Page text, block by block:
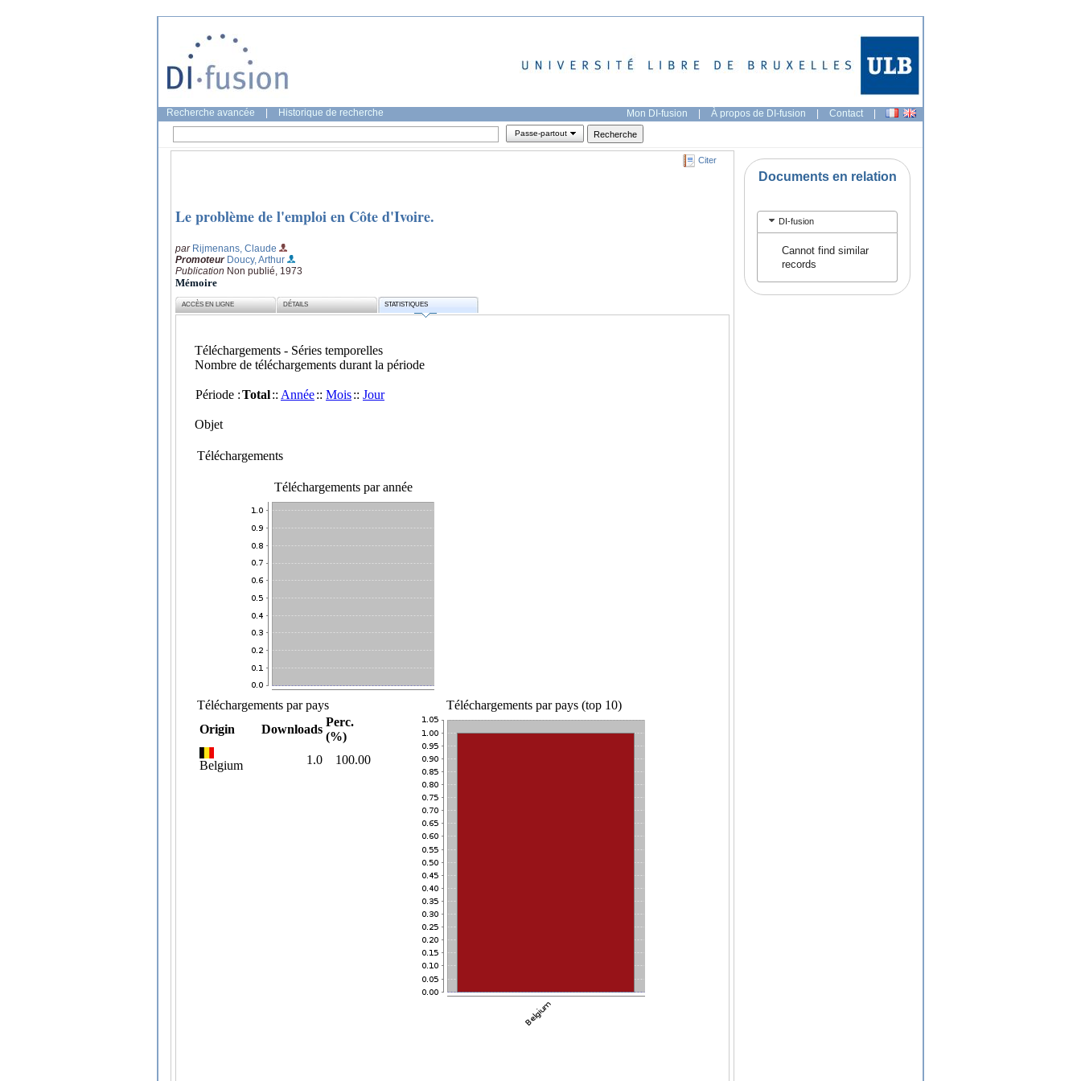
Recherche avancée Historique de recherche Mon DI-fusion | À propos de DI-fusion | Contact |
Passe-partout
Citer
Le problème de l'emploi en Côte d'Ivoire.
par Rijmenans, Claude
Promoteur Doucy, Arthur
Publication Non publié, 1973
Mémoire
ACCÈS EN LIGNE DÉTAILS STATISTIQUES
Documents en relation
DI-fusion
Cannot find similar
records